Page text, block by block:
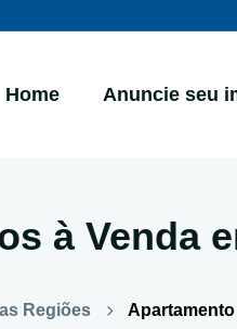
Home Anuncie seu
à Venda
Regiões Apartamento